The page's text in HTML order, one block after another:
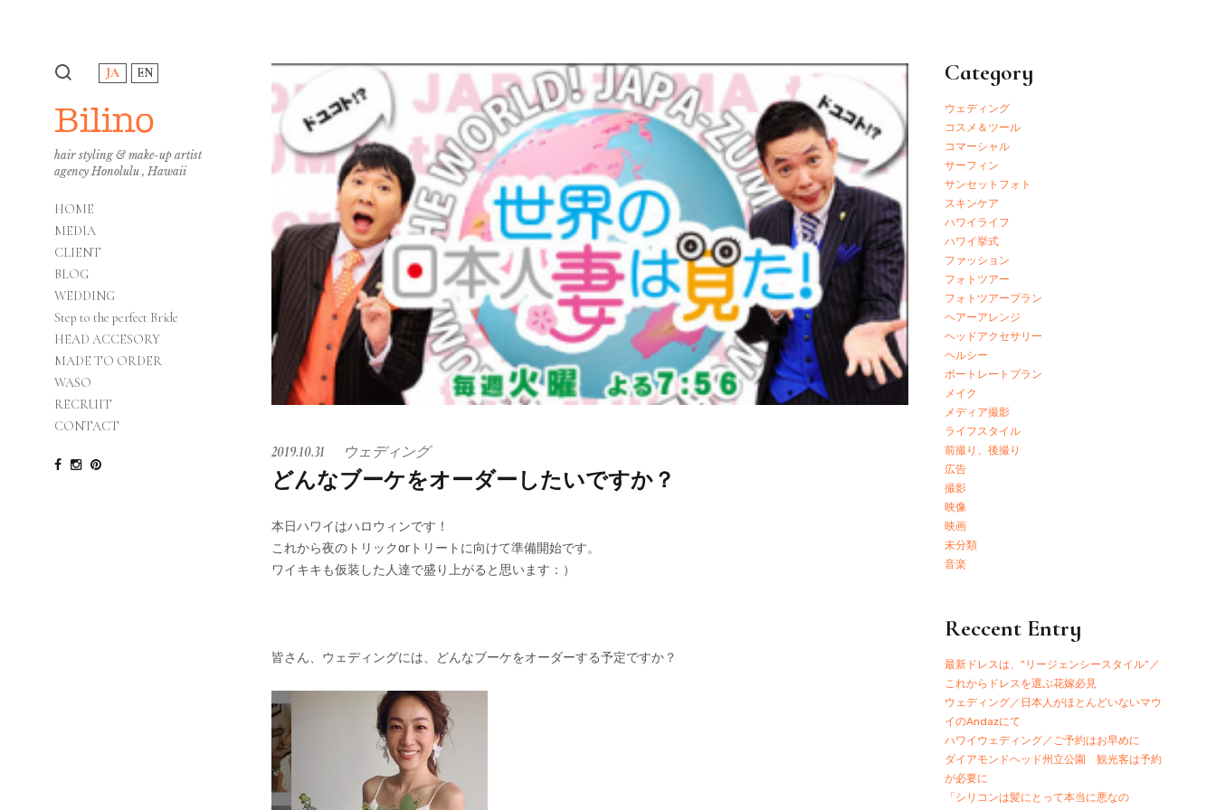
EN
JA
Bilino
hair styling & make-up artist
agency Honolulu , Hawaii
HOME
MEDIA
CLIENT
BLOG
WEDDING
Step to the perfect Bride
HEAD ACCESORY
MADE TO ORDER
WASO
RECRUIT
CONTACT
2019.10.31 ウェディング
どんなブーケをオーダーしたいですか？
本日ハワイはハロウィンです！
これから夜のトリックorトリートに向けて準備開始です。
ワイキキも仮装した人達で盛り上がると思います：）
皆さん、ウェディングには、どんなブーケをオーダーする予定ですか？
Category
ウェディング
コスメ＆ツール
コマーシャル
サーフィン
サンセットフォト
スキンケア
ハワイライフ
ハワイ挙式
ファッション
フォトツアー
フォトツアープラン
ヘアーアレンジ
ヘッドアクセサリー
ヘルシー
ポートレートプラン
メイク
メディア撮影
ライフスタイル
前撮り、後撮り
広告
撮影
映像
映画
未分類
音楽
Reccent Entry
最新ドレスは、”リージェンシースタイル”／
これからドレスを選ぶ花嫁必見
ウェディング／日本人がほとんどいないマウ
イのAndazにて
ハワイウェディング／ご予約はお早めに
ダイアモンドヘッド州立公園 観光客は予約
が必要に
「シリコンは髪にとって本当に悪なの